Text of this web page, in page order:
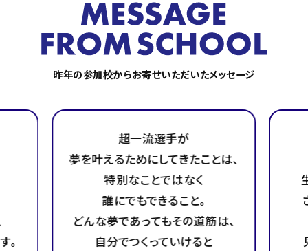
昨年の参加校からお寄せいただいたメッセージ
えるためにしてきたことは、
特別なことではなく
誰にでもできること。
夢であってもその道筋は、
自分でつくっていけると
生徒たちの意識が
さまざまな場面
発言や
見られるようにな